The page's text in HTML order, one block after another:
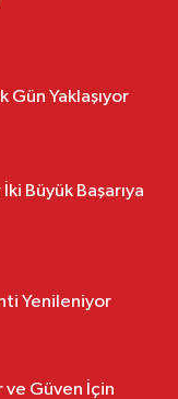
Yaklaşıyor
Büyük Başarıya
Yenileniyor
Güven İçin